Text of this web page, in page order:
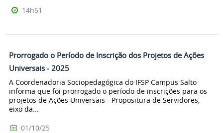
14h51
Prorrogado o Período de Inscrição dos Projetos de Ações
Universais - 2025
A Coordenadoria Sociopedagógica do IFSP Campus Salto
informa que foi prorrogado o período de inscrições para os
projetos de Ações Universais - Propositura de Servidores,
eixo da...
01/10/25